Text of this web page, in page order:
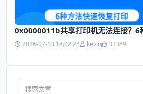
0x0000011b共享打印机无法连接？6
2026-07-13 18:02:28 kevin 33389